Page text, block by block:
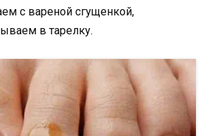
с вареной сгущенкой,
в тарелку.